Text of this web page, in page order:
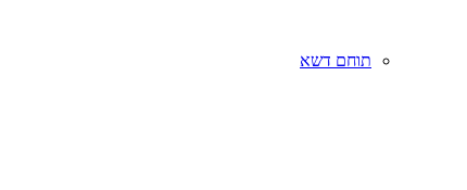
תוחם דשא